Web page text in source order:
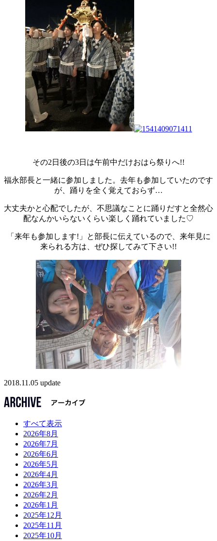
その2日後の3日は午前中だけおはら祭りへ!!
福永部長と一緒に参加しました。去年も参加していたのです
が、踊りを全く覚えておらず…
大丈夫かと心配でしたが、不思議なことに踊りだすと全然心
配なんかいらないくらい楽しく踊れていました♡
「来年も参加します!」と部長に伝えているので、来年見に
来られる方は、ぜひ探してみて下さい!!
2018.11.05 update
すべて表示
2026年8月
2026年7月
2026年6月
2026年5月
2026年4月
2026年3月
2026年2月
2026年1月
2025年12月
2025年11月
2025年10月